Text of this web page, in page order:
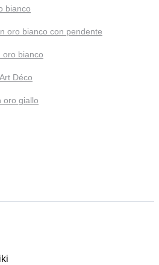
bianco
oro bianco con pendente
oro bianco
Déco
oro giallo